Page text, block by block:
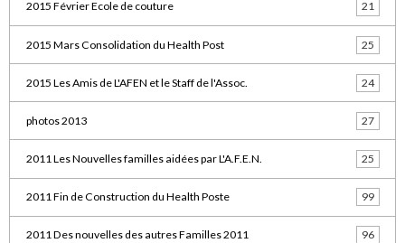
2015 Février Ecole de couture 21
2015 Mars Consolidation du Health Post 25
2015 Les Amis de L'AFEN et le Staff de l'Assoc. 24
photos 2013 27
2011 Les Nouvelles familles aidées par L'A.F.E.N. 25
2011 Fin de Construction du Health Poste 99
2011 Des nouvelles des autres Familles 2011 96